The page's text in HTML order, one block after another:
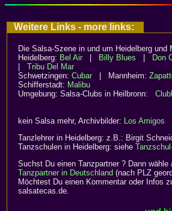
Weitere Links - more links:
Die Salsa-Szene in und um Heidelberg und
Heidelberg: Bel Air| Billy Blues Don
Tribu Del Mar
Schwetzingen: Cubar| Mannheim:
Schifferstadt: Malibu
Umgebung: Salsa-Clubs in Heilbronn:
kein Salsa mehr, Archivbilder: Los Amigos
Tanzlehrer in Heidelberg: z.B.: Birgit
Tanzschulen in Heidelberg: siehe
Suchst Du einen Tanzpartner ? Dann
Tanzpartner in Deutschland (nach PLZ
Möchtest Du einen Kommentar oder Infos
salsatecas.de.